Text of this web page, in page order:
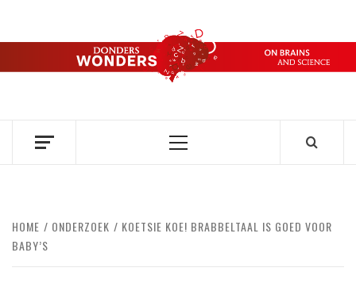
de
DONDERS
OVER HERSENEN EN WETENSCHAP // ON BRAINS AND
Primair
HOME ONDERZOEK
KOETSIE KOE! BRABBELTAAL IS GOED VOOR
BABY’S